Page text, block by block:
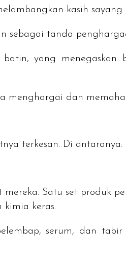
kasih sayang
sebagai tanda
yang
menghargai dan
terkesan. Di antaranya:
Satu set produk
keras.
serum, dan